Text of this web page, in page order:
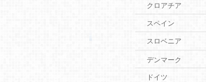
クロアチア
スペイン
スロベニア
デンマーク
ドイツ